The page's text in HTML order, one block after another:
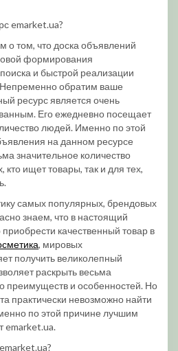
emarket.ua?
о том, что доска объявлений
формирования
и быстрой реализации
обратим ваше
ресурс является очень
Его ежедневно посещает
людей. Именно по этой
на данном ресурсе
значительное количество
кто ищет товары, так и для тех,
самых популярных, брендовых
знаем, что в настоящий
качественный товар в
, мировых
получить великолепный
раскрыть весьма
преимуществ и особенностей. Но
практически невозможно найти
по этой причине лучшим
emarket.ua.